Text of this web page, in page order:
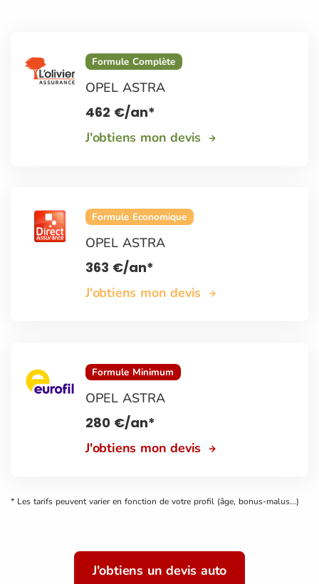
Formule Complète
OPEL ASTRA
462 €/an*
J'obtiens mon devis
Formule Economique
OPEL ASTRA
363 €/an*
J'obtiens mon devis
Formule Minimum
OPEL ASTRA
280 €/an*
J'obtiens mon devis
* Les tarifs peuvent varier en fonction de votre profil (âge, bonus-malus...)
J'obtiens un devis auto